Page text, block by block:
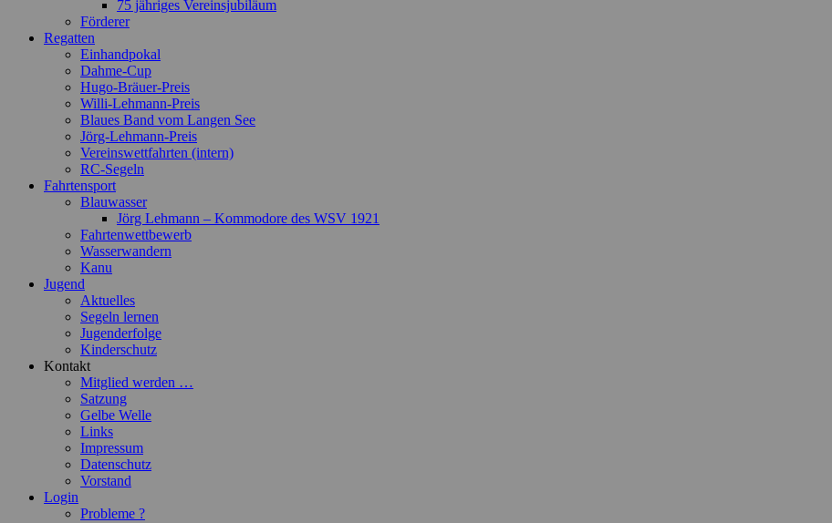
75 jähriges Vereinsjubiläum
Förderer
Regatten
Einhandpokal
Dahme-Cup
Hugo-Bräuer-Preis
Willi-Lehmann-Preis
Blaues Band vom Langen See
Jörg-Lehmann-Preis
Vereinswettfahrten (intern)
RC-Segeln
Fahrtensport
Blauwasser
Jörg Lehmann – Kommodore des WSV 1921
Fahrtenwettbewerb
Wasserwandern
Kanu
Jugend
Aktuelles
Segeln lernen
Jugenderfolge
Kinderschutz
Kontakt
Mitglied werden …
Satzung
Gelbe Welle
Links
Impressum
Datenschutz
Vorstand
Login
Probleme ?